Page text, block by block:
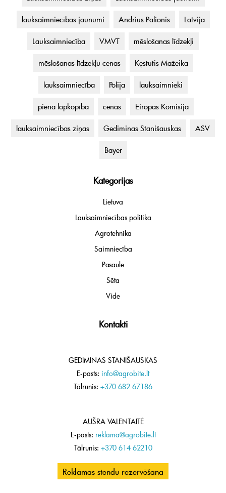
lauksaimniecības jaunumi Andrius Palionis Latvija
Lauksaimniecība VMVT mēslošanas līdzekļi
mēslošanas līdzekļu cenas Kęstutis Mažeika
lauksaimniecība Polija lauksaimnieki
piena lopkopība cenas Eiropas Komisija
lauksaimniecības ziņas Gediminas Stanišauskas ASV
Bayer
Kategorijas
Lietuva
Lauksaimniecības politika
Agrotehnika
Saimniecība
Pasaule
Sēta
Vide
Kontakti
GEDIMINAS STANIŠAUSKAS
E-pasts: info@agrobite.lt
Tālrunis: +370 682 67186
AUŠRA VALENTAITĖ
E-pasts: reklama@agrobite.lt
Tālrunis: +370 614 62210
Reklāmas stendu rezervēšana